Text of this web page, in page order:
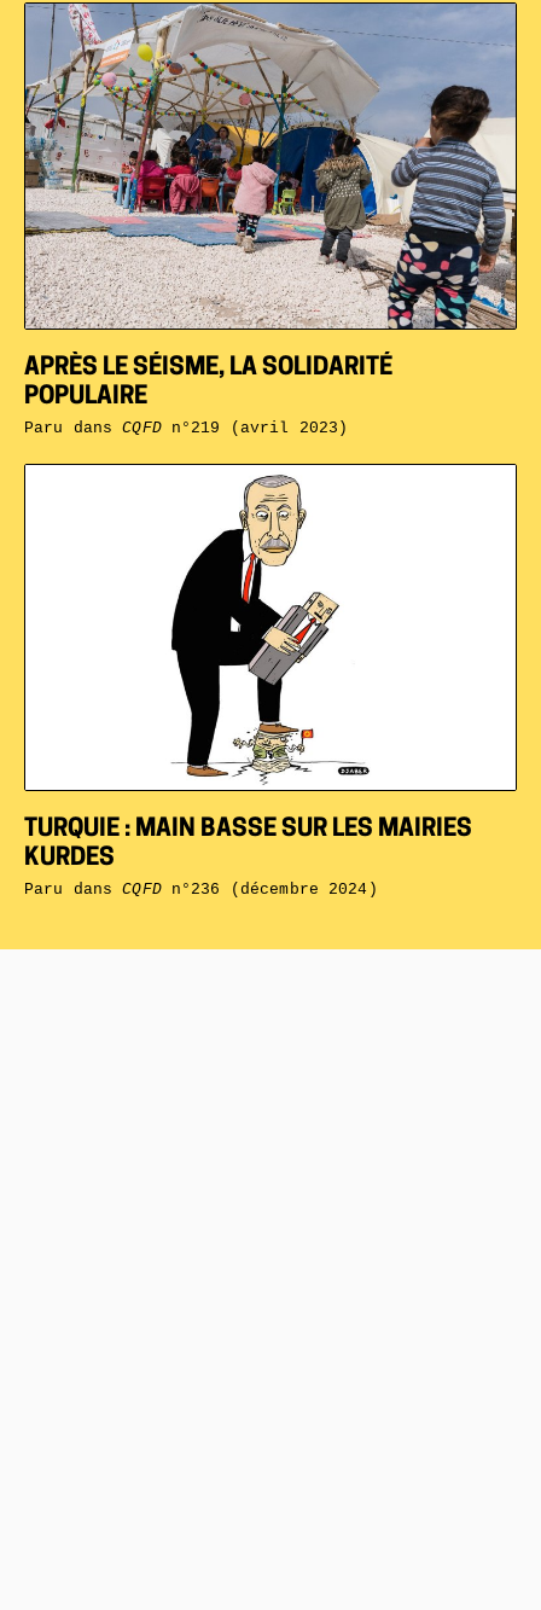
TURQUIE : MAIN BASSE SUR LES MAIRIES
KURDES
Paru dansCQFDn°236 (décembre 2024)
APRÈS LE SÉISME, LA SOLIDARITÉ
POPULAIRE
Paru dansCQFDn°219 (avril 2023)